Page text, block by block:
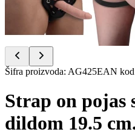
Item
of
4
Šifra proizvoda: AG425EAN kod
Strap on pojas
dildom 19.5